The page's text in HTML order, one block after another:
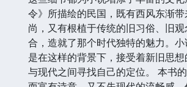
令》所描绘的民国，既有西风东渐
尚，又有根植于传统的旧习俗、旧
合，造就了那个时代独特的魅力。
是在这样的背景下，接受着新旧思
与现代之间寻找自己的定位。 本书